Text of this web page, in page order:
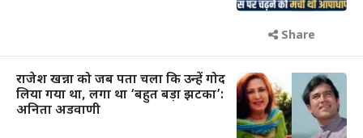
Share
राजेश खन्ना को जब पता चला कि उन्हें गोद
लिया गया था, लगा था ‘बहुत बड़ा झटका’:
अनिता अडवाणी